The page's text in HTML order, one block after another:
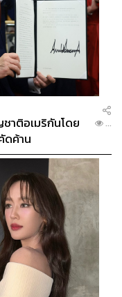
าติอเมริกันโดย
ดค้าน
...